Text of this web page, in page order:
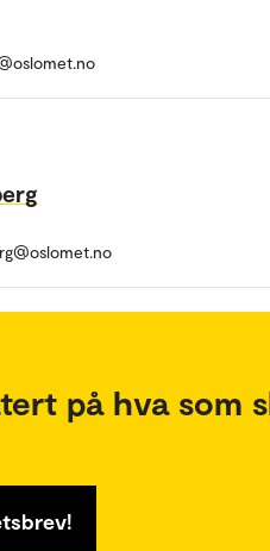
på hva som